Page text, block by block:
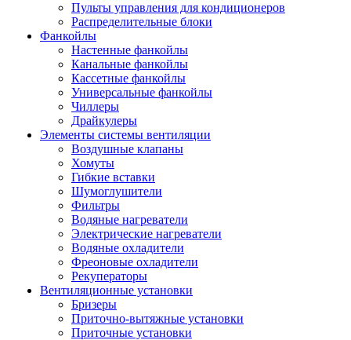
Пульты управления для кондиционеров
Распределительные блоки
Фанкойлы
Настенные фанкойлы
Канальные фанкойлы
Кассетные фанкойлы
Универсальные фанкойлы
Чиллеры
Драйкулеры
Элементы системы вентиляции
Воздушные клапаны
Хомуты
Гибкие вставки
Шумоглушители
Фильтры
Водяные нагреватели
Электрические нагреватели
Водяные охладители
Фреоновые охладители
Рекуператоры
Вентиляционные установки
Бризеры
Приточно-вытяжные установки
Приточные установки